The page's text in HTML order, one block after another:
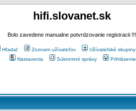
hifi.slovanet.sk
Bolo zavedene manualne potvrdzovanie registracii !!!
Hľadať Zoznam užívateľov Užívateľské skupiny
Nastavenia
Súkromné správy Prihlásenie